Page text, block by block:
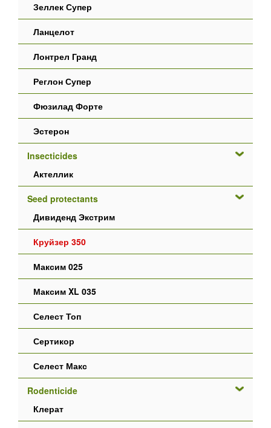
Зеллек Супер
Ланцелот
Лонтрел Гранд
Реглон Супер
Фюзилад Форте
Эстерон
Insecticides
Актеллик
Seed protectants
Дивиденд Экстрим
Круйзер 350
Максим 025
Максим XL 035
Селест Топ
Сертикор
Селест Макс
Rodenticide
Клерат